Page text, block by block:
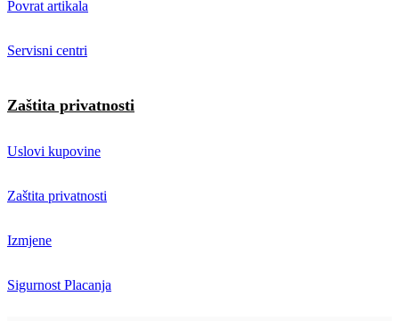
Povrat artikala
Servisni centri
Zaštita privatnosti
Uslovi kupovine
Zaštita privatnosti
Izmjene
Sigurnost Placanja